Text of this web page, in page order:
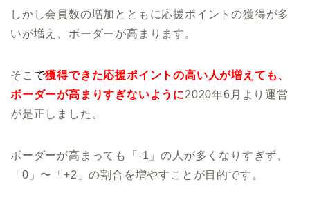
しかし会員数の増加とともに応援ポイントの獲得が多
いが増え、ボーダーが高まります。
そこ で獲得できた応援ポイントの高い人が増えても、
ボーダーが高まりすぎないように2020年6月より運営
が是正しました。
ボーダーが高まっても「-1」の人が多くなりすぎず、
「0」〜「+2」の割合を増やすことが目的です。